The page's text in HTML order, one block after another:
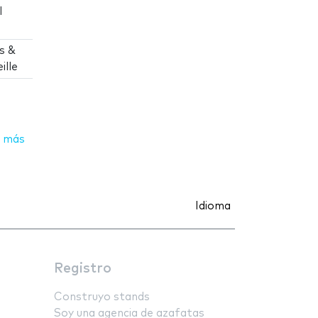
&
Idioma
Registro
Construyo stands
Soy una agencia de azafatas